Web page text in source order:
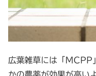
広葉雑草には「MCPP